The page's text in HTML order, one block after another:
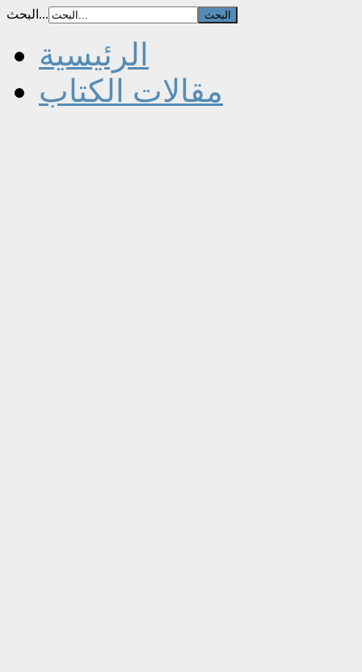
البحث...
الرئيسية
مقالات الكتاب